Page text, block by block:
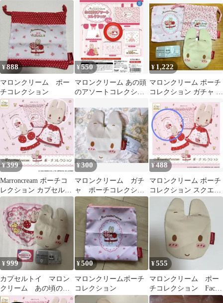
ション ガチャガチャ
ション スクエアポーチ
¥888
マロンクリーム ポー
チコレクション
¥ 550
マロンクリーム あの頭
のアソートコレクショ
¥ 1,222
マロンクリーム ポーチ
コレクション ガチャ 3
種セット
¥399
Marroncream ポーチコ
レクション カプセルト
イ
¥300
マロンクリーム ガチ
ャ ポーチコレクショ
ン FACEポーチ
¥488
マロンクリーム ポーチ
コレクション スクエア
ポーチ ガチャ
¥999
カプセルトイ マロン
クリーム あの頃のア
ソートコレクション
¥500
マロンクリームポーチ
コレクション
¥555
マロンクリーム ポー
チコレクション Face
ポーチ